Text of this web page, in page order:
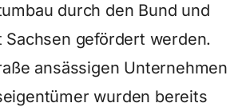
durch den Bund und
Sachsen gefördert werden.
ansässigen Unternehmen
wurden bereits